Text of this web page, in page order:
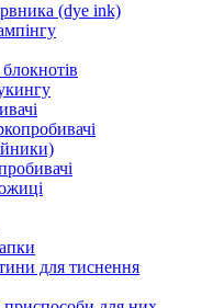
(dye ink)
для тиснення